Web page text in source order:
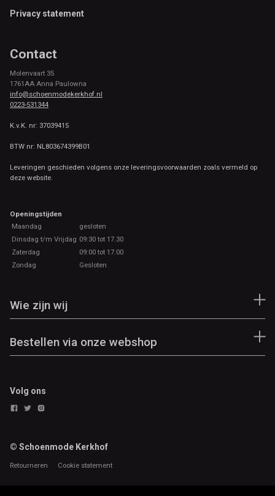
Privacy statement
Contact
Molenvaart 35
1761AA Anna Paulowna
info@schoenmodekerkhof.nl
0223-531344
K.v.K. nr: 37039415
BTW nr: NL803674399B01
Leveringen geschieden volgens onze leveringsvoorwaarden zoals vermeld op
deze website.
Openingstijden
Maandag
gesloten
Dinsdag t/m Vrijdag 09:30 tot 17.30
Zaterdag
09:00 tot 17:00
Zondag
Gesloten
Wie zijn wij
Bestellen via onze webshop
Volg ons
© Schoenmode Kerkhof
Retourneren Cookie statement